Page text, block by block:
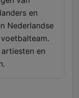
en
Nederlandse
en